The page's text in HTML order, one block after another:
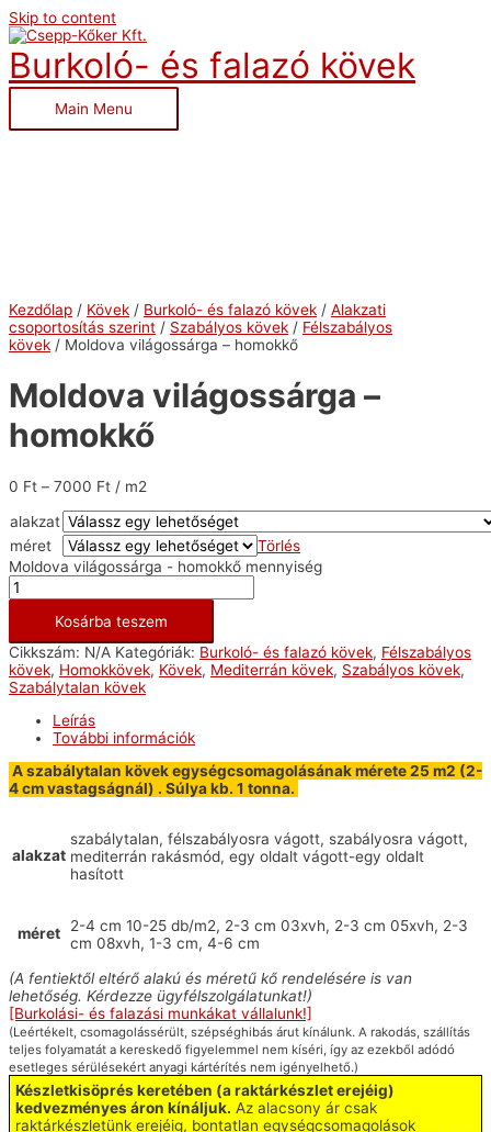
Skip to content
Burkoló- és falazó kövek
Main Menu
Kezdőlap / Kövek / Burkoló- és falazó kövek / Alakzati
csoportosítás szerint / Szabályos kövek / Félszabályos
kövek / Moldova világossárga – homokkő
Moldova világossárga –
homokkő
0 Ft – 7000 Ft / m2
alakzat
méret
Törlés
Moldova világossárga - homokkő mennyiség
Kosárba teszem
Cikkszám: N/A Kategóriák: Burkoló- és falazó kövek, Félszabályos
kövek, Homokkövek, Kövek, Mediterrán kövek, Szabályos kövek,
Szabálytalan kövek
Leírás
További információk
A szabálytalan kövek egységcsomagolásának mérete 25 m2 (2-
4 cm vastagságnál) . Súlya kb. 1 tonna.
alakzat
szabálytalan, félszabályosra vágott, szabályosra vágott,
mediterrán rakásmód, egy oldalt vágott-egy oldalt
hasított
méret
2-4 cm 10-25 db/m2, 2-3 cm 03xvh, 2-3 cm 05xvh, 2-3
cm 08xvh, 1-3 cm, 4-6 cm
(A fentiektől eltérő alakú és méretű kő rendelésére is van
lehetőség. Kérdezze ügyfélszolgálatunkat!)
[Burkolási- és falazási munkákat vállalunk!]
(Leértékelt, csomagolássérült, szépséghibás árut kínálunk. A rakodás, szállítás
teljes folyamatát a kereskedő figyelemmel nem kíséri, így az ezekből adódó
esetleges sérülésekért anyagi kártérítés nem igényelhető.)
Készletkisöprés keretében (a raktárkészlet erejéig)
kedvezményes áron kínáljuk. Az alacsony ár csak
raktárkészletünk erejéig, bontatlan egységcsomagolások